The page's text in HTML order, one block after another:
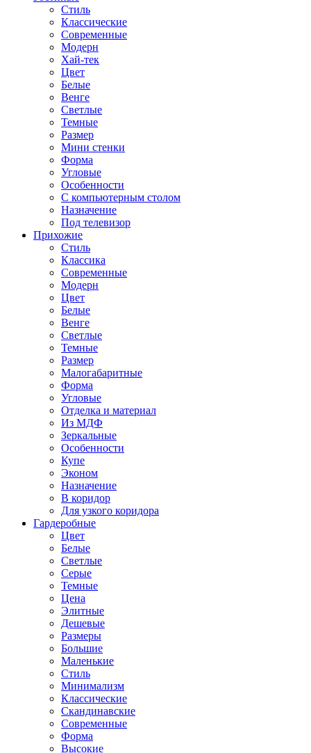
Стиль
Классические
Современные
Модерн
Хай-тек
Цвет
Белые
Венге
Светлые
Темные
Размер
Мини стенки
Форма
Угловые
Особенности
С компьютерным столом
Назначение
Под телевизор
Прихожие
Стиль
Классика
Современные
Модерн
Цвет
Белые
Венге
Светлые
Темные
Размер
Малогабаритные
Форма
Угловые
Отделка и материал
Из МДФ
Зеркальные
Особенности
Купе
Эконом
Назначение
В коридор
Для узкого коридора
Гардеробные
Цвет
Белые
Светлые
Серые
Темные
Цена
Элитные
Дешевые
Размеры
Большие
Маленькие
Стиль
Минимализм
Классические
Скандинавские
Современные
Форма
Высокие